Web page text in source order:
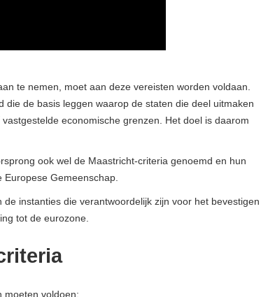
te nemen, moet aan deze vereisten worden voldaan.
de basis leggen waarop de staten die deel uitmaken
economische grenzen. Het doel is daarom
ook wel de Maastricht-criteria genoemd en hun
Gemeenschap.
instanties die verantwoordelijk zijn voor het bevestigen
tot de eurozone.
moeten voldoen: